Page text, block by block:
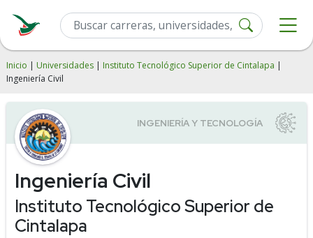
Inicio | Universidades | Instituto Tecnológico Superior de Cintalapa |
Ingeniería Civil
Ingeniería Civil
Instituto Tecnológico Superior de
Cintalapa